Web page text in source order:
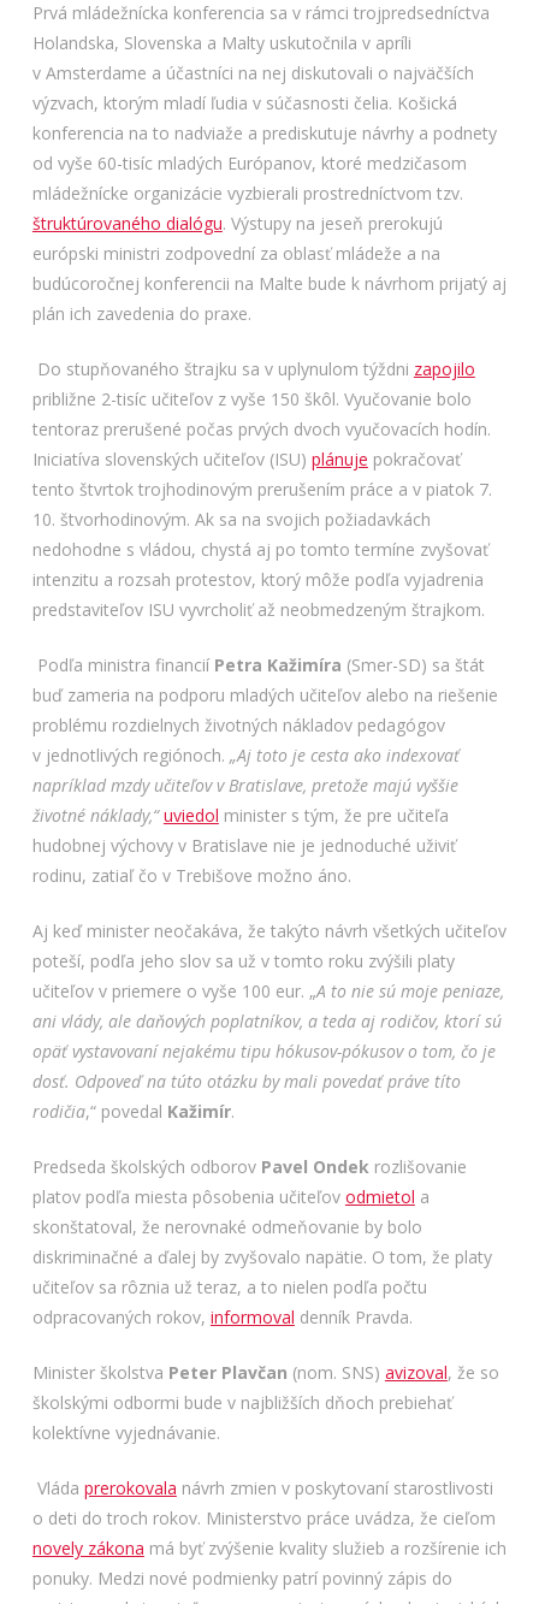
Prvá mládežnícka konferencia sa v rámci trojpredsedníctva
Holandska, Slovenska a Malty uskutočnila v apríli
v Amsterdame a účastníci na nej diskutovali o najväčších
výzvach, ktorým mladí ľudia v súčasnosti čelia. Košická
konferencia na to nadviaže a prediskutuje návrhy a podnety
od vyše 60-tisíc mladých Európanov, ktoré medzičasom
mládežnícke organizácie vyzbierali prostredníctvom tzv.
štruktúrovaného dialógu. Výstupy na jeseň prerokujú
európski ministri zodpovední za oblasť mládeže a na
budúcoročnej konferencii na Malte bude k návrhom prijatý aj
plán ich zavedenia do praxe.
Do stupňovaného štrajku sa v uplynulom týždni zapojilo
približne 2-tisíc učiteľov z vyše 150 škôl. Vyučovanie bolo
tentoraz prerušené počas prvých dvoch vyučovacích hodín.
Iniciatíva slovenských učiteľov (ISU) plánuje pokračovať
tento štvrtok trojhodinovým prerušením práce a v piatok 7.
10. štvorhodinovým. Ak sa na svojich požiadavkách
nedohodne s vládou, chystá aj po tomto termíne zvyšovať
intenzitu a rozsah protestov, ktorý môže podľa vyjadrenia
predstaviteľov ISU vyvrcholiť až neobmedzeným štrajkom.
Podľa ministra financií Petra Kažimíra (Smer-SD) sa štát
buď zameria na podporu mladých učiteľov alebo na riešenie
problému rozdielnych životných nákladov pedagógov
v jednotlivých regiónoch. „Aj toto je cesta ako indexovať
napríklad mzdy učiteľov v Bratislave, pretože majú vyššie
životné náklady,“uviedol minister s tým, že pre učiteľa
hudobnej výchovy v Bratislave nie je jednoduché uživiť
rodinu, zatiaľ čo v Trebišove možno áno.
Aj keď minister neočakáva, že takýto návrh všetkých učiteľov
poteší, podľa jeho slov sa už v tomto roku zvýšili platy
učiteľov v priemere o vyše 100 eur. „A to nie sú moje peniaze,
ani vlády, ale daňových poplatníkov, a teda aj rodičov, ktorí sú
opäť vystavovaní nejakému tipu hókusov-pókusov o tom, čo je
dosť. Odpoveď na túto otázku by mali povedať práve títo
rodičia,“ povedal Kažimír.
Predseda školských odborov Pavel Ondekrozlišovanie
platov podľa miesta pôsobenia učiteľov odmietol a
skonštatoval, že nerovnaké odmeňovanie by bolo
diskriminačné a ďalej by zvyšovalo napätie. O tom, že platy
učiteľov sa rôznia už teraz, a to nielen podľa počtu
odpracovaných rokov, informoval denník Pravda.
Minister školstva Peter Plavčan (nom. SNS) avizoval, že so
školskými odbormi bude v najbližších dňoch prebiehať
kolektívne vyjednávanie.
Vláda prerokovala návrh zmien v poskytovaní starostlivosti
o deti do troch rokov. Ministerstvo práce uvádza, že cieľom
novely zákona má byť zvýšenie kvality služieb a rozšírenie ich
ponuky. Medzi nové podmienky patrí povinný zápis do